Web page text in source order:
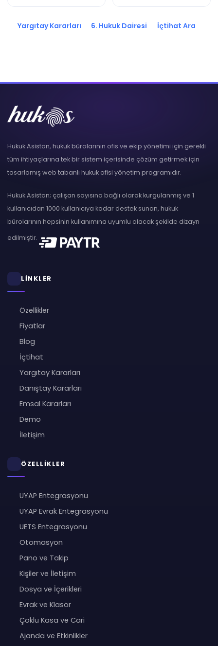
Yargıtay Kararları 6. Hukuk Dairesi İçtihat Ara
Hukuk Asistan, hukuk bürolarının ofis ve ekip yönetimi için gerekli
tüm ihtiyaçlarına tek bir sistem içerisinde çözüm getirmek için
tasarlamış web tabanlı hukuk ofisi yönetim programıdır.
Hukuk Asistan; çalışan sayısına bağlı olarak kurgulanmış ve 1
kullanıcıdan 1000 kullanıcıya kadar destek sunan, hukuk
bürolarının hepsinin kullanımına uyumlu olacak şekilde dizayn
edilmiştir.
LİNKLER
Özellikler
Fiyatlar
Blog
İçtihat
Yargıtay Kararları
Danıştay Kararları
Emsal Kararları
Demo
İletişim
ÖZELLİKLER
UYAP Entegrasyonu
UYAP Evrak Entegrasyonu
UETS Entegrasyonu
Otomasyon
Pano ve Takip
Kişiler ve İletişim
Dosya ve İçerikleri
Evrak ve Klasör
Çoklu Kasa ve Cari
Ajanda ve Etkinlikler